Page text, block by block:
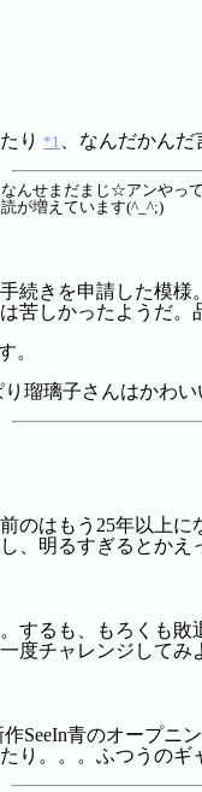
り *1 、なんだかん
んせまだまじ☆アンやって
が増えています(^_^;)
続きを申請した模様
苦しかったようだ
。
瑠璃子さんはかわい
のはもう25年以上
、明るすぎるとかえ
するも、もろくも
度チャレンジしてみ
作SeeIn青のオープニ
り。。。ふつうの